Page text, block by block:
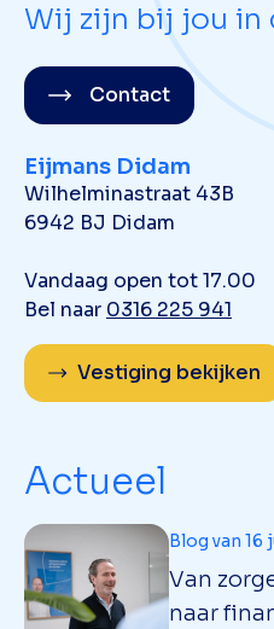
Wij zijn bij jou in
Contact
Eijmans Didam
Wilhelminastraat 43B
6942 BJ Didam
Vandaag open tot 17.00
Bel naar 0316 225 941
Vestiging bekijken
Actueel
Van
naar
Blog van 16